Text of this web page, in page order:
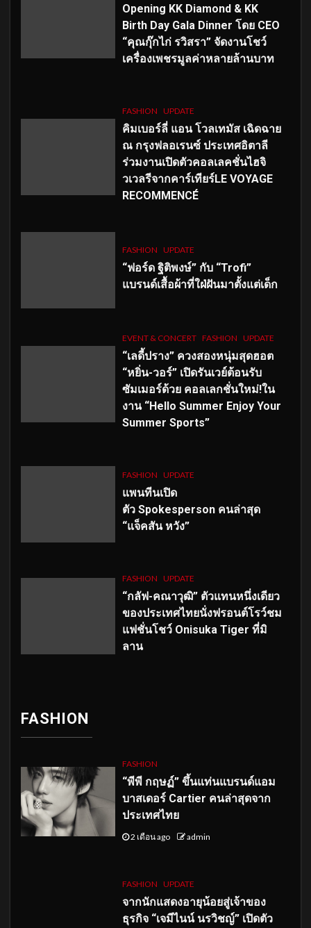
Opening KK Diamond & KK
Birth Day Gala Dinner โดย CEO
“คุณกุ๊กไก่ รวิสรา” จัดงานโชว์
เครื่องเพชรมูลค่าหลายล้านบาท
FASHION UPDATE
คิมเบอร์ลี่ แอน โวลเทมัส เฉิดฉาย
ณ กรุงฟลอเรนซ์ ประเทศอิตาลี
ร่วมงานเปิดตัวคอลเลคชั่นไฮจิ
วเวลรีจากคาร์เทียร์LE VOYAGE
RECOMMENCÉ
FASHION UPDATE
“ฟอร์ด ฐิติพงษ์” กับ “Trofi”
แบรนด์เสื้อผ้าที่ใฝ่ฝันมาตั้งแต่เด็ก
EVENT & CONCERT FASHION UPDATE
“เลดี้ปราง” ควงสองหนุ่มสุดฮอต
“หยิ่น-วอร์” เปิดรันเวย์ต้อนรับ
ซัมเมอร์ด้วย คอลเลกชั่นใหม่!ใน
งาน “Hello Summer Enjoy Your
Summer Sports”
FASHION UPDATE
แพนทีนเปิด
ตัว Spokesperson คนล่าสุด
“แจ็คสัน หวัง”
FASHION UPDATE
“กลัฟ-คณาวุฒิ” ตัวแทนหนึ่งเดียว
ของประเทศไทยนั่งฟรอนต์โรว์ชม
แฟชั่นโชว์ Onisuka Tiger ที่มิ
ลาน
FASHION
FASHION
“พีพี กฤษฏ์” ขึ้นแท่นแบรนด์แอม
บาสเดอร์ Cartier คนล่าสุดจาก
ประเทศไทย
2 เดือน ago admin
FASHION UPDATE
จากนักแสดงอายุน้อยสู่เจ้าของ
ธุรกิจ “เจมีไนน์ นรวิชญ์” เปิดตัว